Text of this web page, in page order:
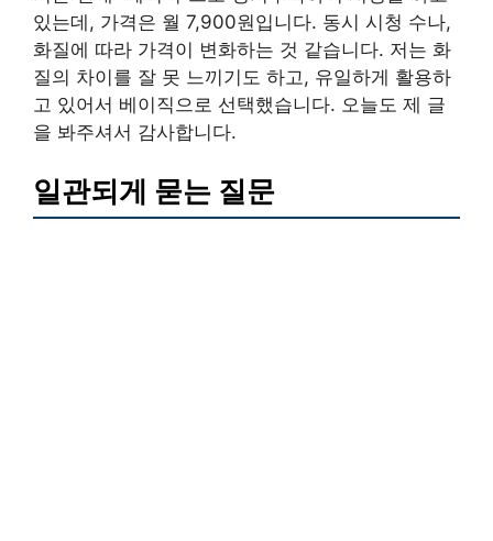
있는데, 가격은 월 7,900원입니다. 동시 시청 수나,
화질에 따라 가격이 변화하는 것 같습니다. 저는 화
질의 차이를 잘 못 느끼기도 하고, 유일하게 활용하
고 있어서 베이직으로 선택했습니다. 오늘도 제 글
을 봐주셔서 감사합니다.
일관되게 묻는 질문